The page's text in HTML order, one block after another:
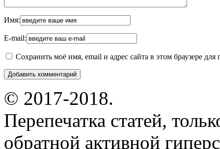
Имя:
E-mail:
Сохранить моё имя, email и адрес сайта в этом браузере
© 2017-2018.
Перепечатка статей,
обратной активной